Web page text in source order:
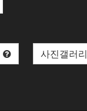
사진갤러리